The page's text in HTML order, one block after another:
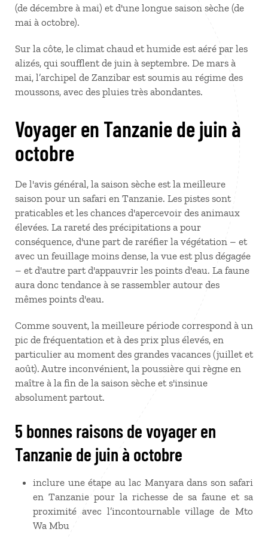
(de décembre à mai) et d'une longue saison sèche (de
mai à octobre).
Sur la côte, le climat chaud et humide est aéré par les
alizés, qui soufflent de juin à septembre. De mars à
mai, l’archipel de Zanzibar est soumis au régime des
moussons, avec des pluies très abondantes.
Voyager en Tanzanie de juin à
octobre
De l'avis général, la saison sèche est la meilleure
saison pour un safari en Tanzanie. Les pistes sont
praticables et les chances d'apercevoir des animaux
élevées. La rareté des précipitations a pour
conséquence, d'une part de raréfier la végétation – et
avec un feuillage moins dense, la vue est plus dégagée
– et d'autre part d'appauvrir les points d'eau. La faune
aura donc tendance à se rassembler autour des
mêmes points d'eau.
Comme souvent, la meilleure période correspond à un
pic de fréquentation et à des prix plus élevés, en
particulier au moment des grandes vacances (juillet et
août). Autre inconvénient, la poussière qui règne en
maître à la fin de la saison sèche et s'insinue
absolument partout.
5 bonnes raisons de voyager en
Tanzanie de juin à octobre
inclure une étape au lac Manyara dans son safari
en Tanzanie pour la richesse de sa faune et sa
proximité avec l’incontournable village de Mto
Wa Mbu